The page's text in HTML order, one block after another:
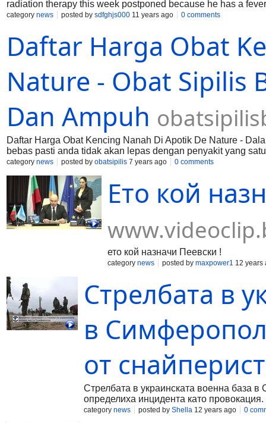
radiation therapy this week postponed because he has a
other such issues.. "'It's a little bit of trouble to get a gun
everybody involved he admitted.. 14 2013 expressed some
cabinets NBA Coins and drawers. That honour should go to
ever imagined.. After the timer is up take a 10 minute rest..
category news posted by sdfghjs000 11 years ago 0 comments
Daftar Harga Obat
Nature - Obat Sipilis
Dan Ampuh
Daftar Harga Obat Kencing Nanah Di Apotik De Nature -
bebas pasti anda tidak akan lepas dengan penyakit yang
jenis penyakit yang menyerang jenis kelamin. Penyakit ini
yang lumayan berbahaya. Konsultasi dan pemesanan obat
category news posted by obatsipilis 7 years ago 0 comments
Eто кой
ето кой назначи Пеевски !
category news posted by maxpower1 12 years
Стрелбата в
в
от снайперист
Стрелбата в украинската военна база
определиха инцидента като провокация.
category news posted by Shella 12 years ago 0